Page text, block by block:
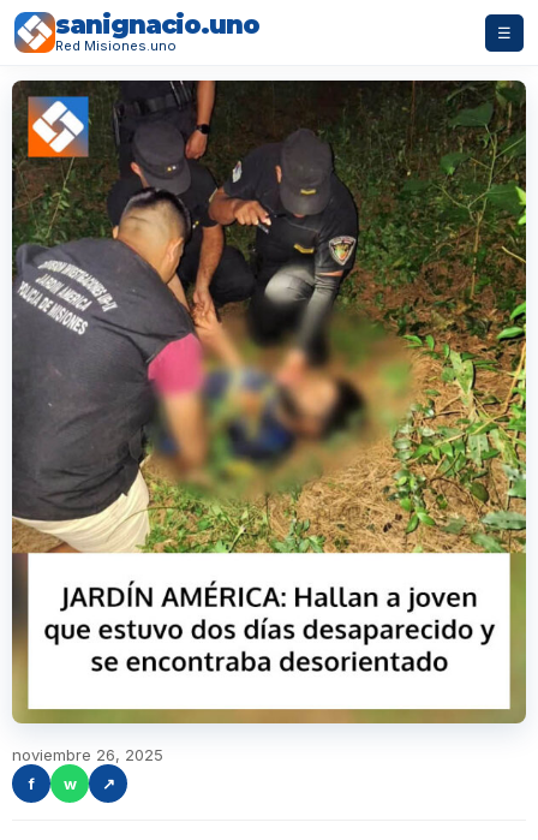
sanignacio.uno
Red Misiones.uno
☰
noviembre 26, 2025
f
w ↗